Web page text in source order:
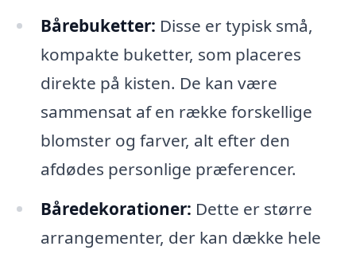
Bårebuketter: Disse er typisk små,
kompakte buketter, som placeres
direkte på kisten. De kan være
sammensat af en række forskellige
blomster og farver, alt efter den
afdødes personlige præferencer.
Båredekorationer: Dette er større
arrangementer, der kan dække hele